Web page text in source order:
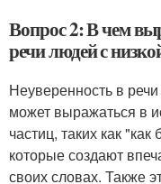
Вопрос 2: В чем
речи людей с
Неуверенность в
может выражаться в
частиц, таких как
которые создают
своих словах. Также